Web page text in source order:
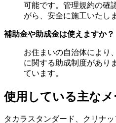
可能です。管理規約の確
がら、安全に施工いたし
補助金や助成金は使えますか？
お住まいの自治体により
に関する助成制度があり
ています。
使用している主なメ
タカラスタンダード、クリナ